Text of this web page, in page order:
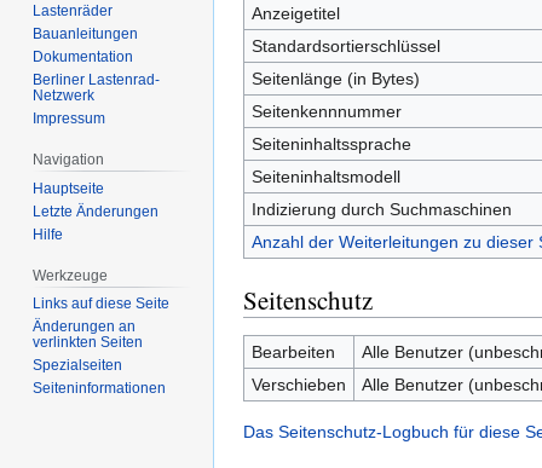
springen
springen
Anzeigetitel
Standardsortierschlüssel
Seitenlänge (in Bytes)
Seitenkennnummer
Seiteninhaltssprache
Seiteninhaltsmodell
Indizierung durch Suchmaschinen
Anzahl der Weiterleitungen zu dieser
Seitenschutz
Bearbeiten
Alle Benutzer
Verschieben
Alle Benutzer
Das Seitenschutz-Logbuch für diese
Lastenräder
Bauanleitungen
Dokumentation
Berliner Lastenrad-
Netzwerk
Impressum
Navigation
Hauptseite
Letzte Änderungen
Hilfe
Werkzeuge
Links auf diese Seite
Änderungen an
verlinkten Seiten
Spezialseiten
Seiten­informationen